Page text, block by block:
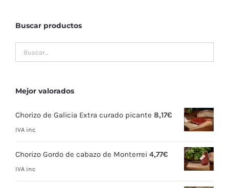
Buscar productos
Mejor valorados
Chorizo de Galicia Extra curado picante 8,17€
IVA inc
Chorizo Gordo de cabazo de Monterrei 4,77€
IVA inc